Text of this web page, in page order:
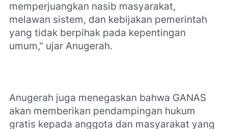
memperjuangkan nasib masyarakat,
melawan sistem, dan kebijakan pemerintah
yang tidak berpihak pada kepentingan
umum," ujar Anugerah.
Anugerah juga menegaskan bahwa GANAS
akan memberikan pendampingan hukum
gratis kepada anggota dan masyarakat yang